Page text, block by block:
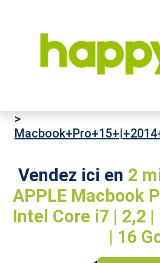
>
Vendez ici en 2
APPLE Macbook
Intel Core i7 | 2,2 |
| 16